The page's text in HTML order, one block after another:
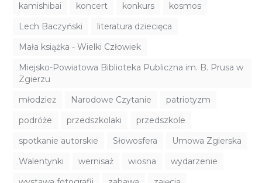
kamishibai
koncert konkurs
kosmos
Lech Baczyński
literatura dziecięca
Mała książka - Wielki Człowiek
Miejsko-Powiatowa Biblioteka Publiczna im. B. Prusa w
Zgierzu
młodzież
Narodowe Czytanie
patriotyzm
podróże
przedszkolaki
przedszkole
spotkanie autorskie
Słowosfera
Umowa Zgierska
Walentynki
wernisaż wiosna
wydarzenie